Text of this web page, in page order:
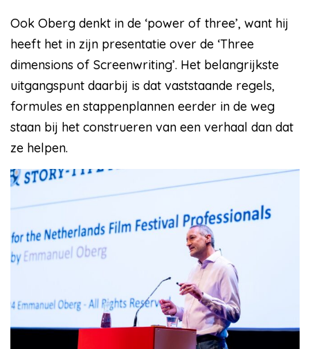
Ook Oberg denkt in de ‘power of three’, want hij
heeft het in zijn presentatie over de ‘Three
dimensions of Screenwriting’. Het belangrijkste
uitgangspunt daarbij is dat vaststaande regels,
formules en stappenplannen eerder in de weg
staan bij het construeren van een verhaal dan dat
ze helpen.